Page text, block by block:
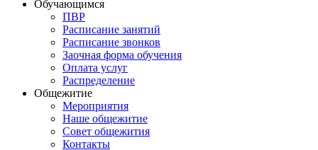
Обучающимся
ПВР
Расписание занятий
Расписание звонков
Заочная форма обучения
Оплата услуг
Распределение
Общежитие
Мероприятия
Наше общежитие
Совет общежития
Контакты